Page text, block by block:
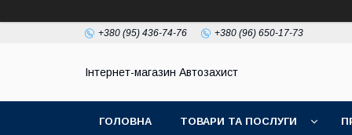
+380 (95) 436-74-76 +380 (96) 650-17-73
Інтернет-магазин Автозахист
ГОЛОВНА ТОВАРИ ТА ПОСЛУГИ